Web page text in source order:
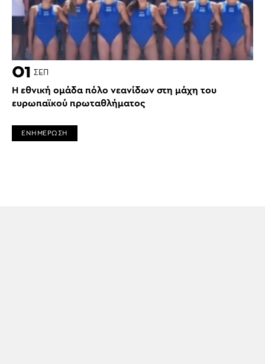
01 ΣΕΠ
H εθνική ομάδα πόλο νεανίδων στη μάχη του
ευρωπαϊκού πρωταθλήματος
ΕΝΗΜΕΡΩΣΗ